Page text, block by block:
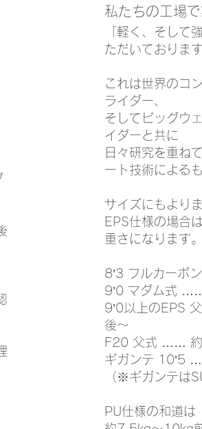
私たちの工場
「軽く、そして
ただいております
これは世界のコ
ライダー、
そしてビッグウ
イダーと共に
日々研究を重ね
ート技術による
サイズにもよりま
EPS仕様の場合
重さになります。
8’3 フルカーボ
9’0 マダム式
9’0以上のEPS
後〜
F20 父式 ……
ギガンテ 10’5
（※ギガンテは
PU仕様の和道は